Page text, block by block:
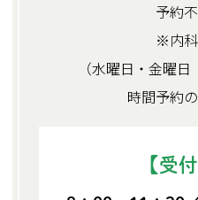
予約
※内
（水曜日・金曜
時間予約
【受